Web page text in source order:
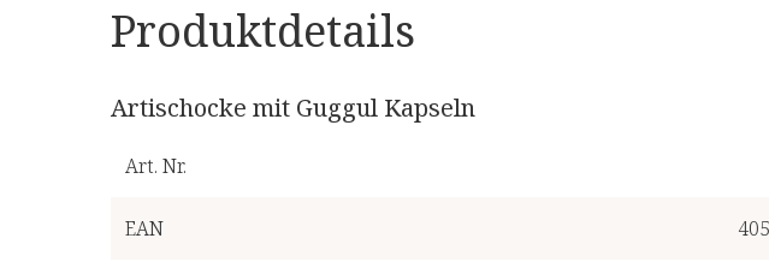
Produktdetails
Artischocke mit Guggul Kapseln
Art. Nr.
EAN